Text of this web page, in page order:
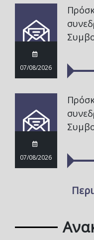
07/08/2026
07/08/2026